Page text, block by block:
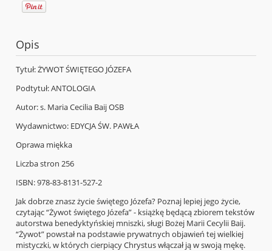
Opis
Tytuł: ŻYWOT ŚWIĘTEGO JÓZEFA
Podtytuł: ANTOLOGIA
Autor: s. Maria Cecilia Baij OSB
Wydawnictwo: EDYCJA ŚW. PAWŁA
Oprawa miękka
Liczba stron 256
ISBN: 978-83-8131-527-2
Jak dobrze znasz życie świętego Józefa? Poznaj lepiej jego życie,
czytając “Żywot świętego Józefa” - książkę będącą zbiorem tekstów
autorstwa benedyktyńskiej mniszki, sługi Bożej Marii Cecylii Baij.
“Żywot” powstał na podstawie prywatnych objawień tej wielkiej
mistyczki, w których cierpiący Chrystus włączał ją w swoją mękę.